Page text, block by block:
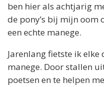
ben hier als achtjarig
de pony’s bij mijn
een echte manege.
Jarenlang fietste ik elke
manege. Door stallen
poetsen en te helpen